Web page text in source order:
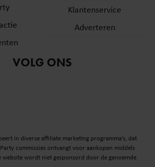
Klantenservice
Adverteren
VOLG ONS
in diverse affiliate marketing programma’s, dat
commissies ontvangt voor aankopen middels
website wordt niet gesponsord door de genoemde